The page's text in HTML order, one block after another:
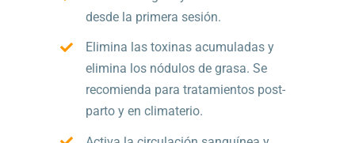
desde la primera sesión.
Elimina las toxinas acumuladas y
elimina los nódulos de grasa. Se
recomienda para tratamientos post-
parto y en climaterio.